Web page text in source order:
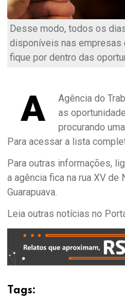
Desse modo, todos os
disponíveis nas empresas
fique por dentro das
A
Agência do
as
procurando
Para acessar a lista
Para outras informações,
a agência fica na rua XV de
Guarapuava.
Leia outras notícias no
Tags: